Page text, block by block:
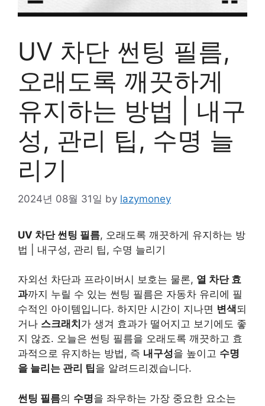
UV 차단 썬팅 필름,
오래도록 깨끗하게
유지하는 방법 | 내구
성, 관리 팁, 수명 늘
리기
2024년 08월 31일 by lazymoney
UV 차단 썬팅 필름, 오래도록 깨끗하게 유지하는 방
법 | 내구성, 관리 팁, 수명 늘리기
자외선 차단과 프라이버시 보호는 물론, 열 차단 효
과까지 누릴 수 있는 썬팅 필름은 자동차 유리에 필
수적인 아이템입니다. 하지만 시간이 지나면 변색되
거나 스크래치 가 생겨 효과가 떨어지고 보기에도 좋
지 않죠. 오늘은 썬팅 필름을 오래도록 깨끗하고 효
과적으로 유지하는 방법, 즉 내구성을 높이고 수명
을 늘리는 관리 팁을 알려드리겠습니다.
썬팅 필름의 수명을 좌우하는 가장 중요한 요소는